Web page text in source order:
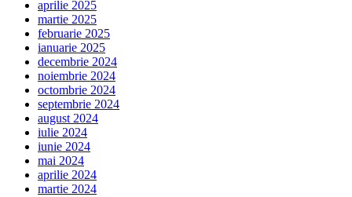
aprilie 2025
martie 2025
februarie 2025
ianuarie 2025
decembrie 2024
noiembrie 2024
octombrie 2024
septembrie 2024
august 2024
iulie 2024
iunie 2024
mai 2024
aprilie 2024
martie 2024